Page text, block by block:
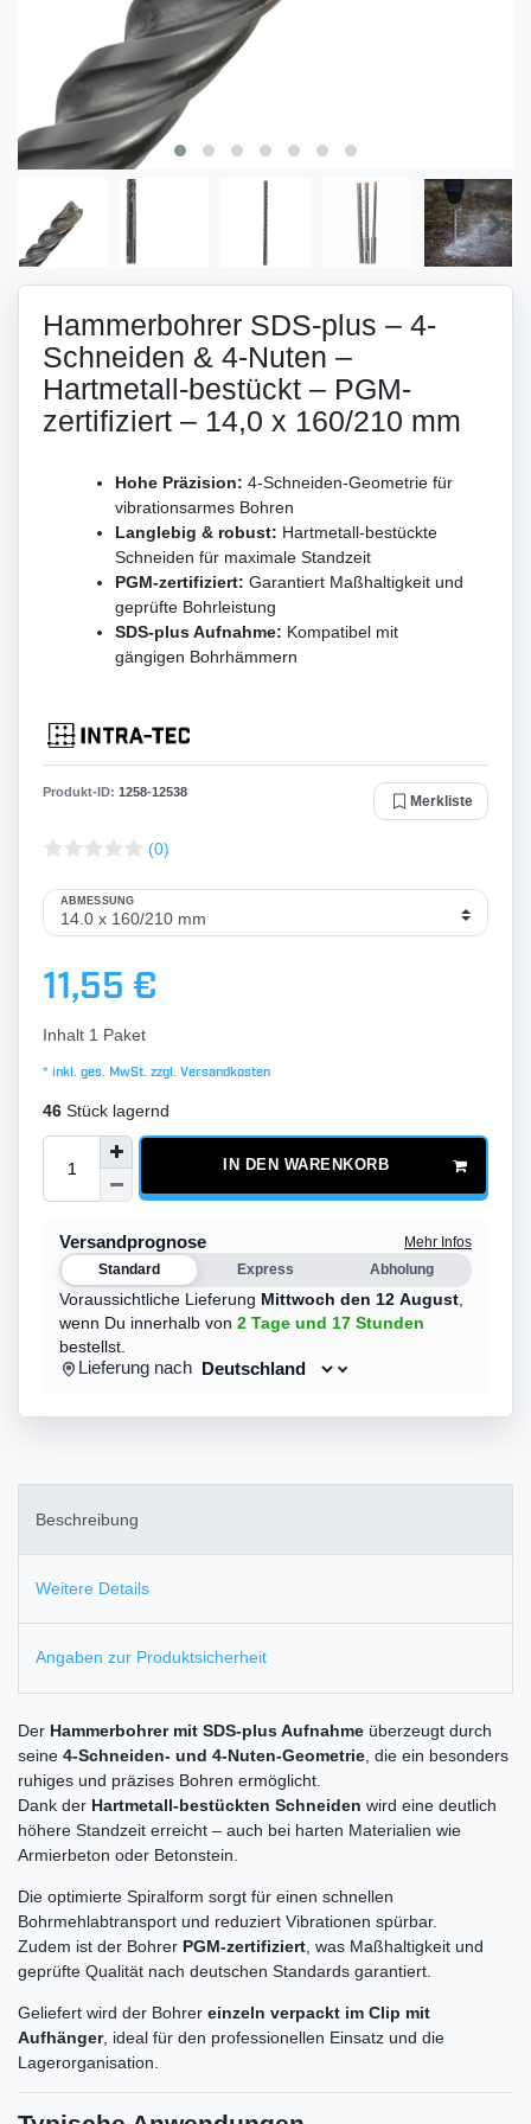
Hammerbohrer SDS-plus – 4-
Schneiden & 4-Nuten –
Hartmetall-bestückt – PGM-
zertifiziert – 14,0 x 160/210 mm
Hohe Präzision: 4-Schneiden-Geometrie für
vibrationsarmes Bohren
Langlebig & robust: Hartmetall-bestückte
Schneiden für maximale Standzeit
PGM-zertifiziert: Garantiert Maßhaltigkeit und
geprüfte Bohrleistung
SDS-plus Aufnahme: Kompatibel mit
gängigen Bohrhämmern
Produkt-ID: 1258-12538
Merkliste
(0)
ABMESSUNG
11,55 €
Inhalt 1 Paket
* inkl. ges. MwSt. zzgl. Versandkosten
46 Stück lagernd
IN DEN WARENKORB
Versandprognose
Mehr Infos
Standard
Express Abholung
Voraussichtliche Lieferung Mittwoch den 12 August
wenn Du innerhalb von 2 Tage und 17 Stunden
bestellst.
Lieferung nach
Beschreibung
Weitere Details
Angaben zur Produktsicherheit
Der Hammerbohrer mit SDS-plus Aufnahme überzeugt durch
seine 4-Schneiden- und 4-Nuten-Geometrie , die ein besonders
ruhiges und präzises Bohren ermöglicht.
Dank der Hartmetall-bestückten Schneiden wird eine deutlich
höhere Standzeit erreicht – auch bei harten Materialien wie
Armierbeton oder Betonstein.
Die optimierte Spiralform sorgt für einen schnellen
Bohrmehlabtransport und reduziert Vibrationen spürbar.
Zudem ist der Bohrer PGM-zertifiziert , was Maßhaltigkeit und
geprüfte Qualität nach deutschen Standards garantiert.
Geliefert wird der Bohrer einzeln verpackt im Clip mit
Aufhänger, ideal für den professionellen Einsatz und die
Lagerorganisation.